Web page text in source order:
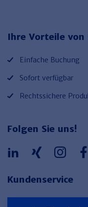
Ihre Vorteile
Einfache Buchung
Sofort verfügbar
Rechtssichere
Folgen Sie uns!
Kundenservice